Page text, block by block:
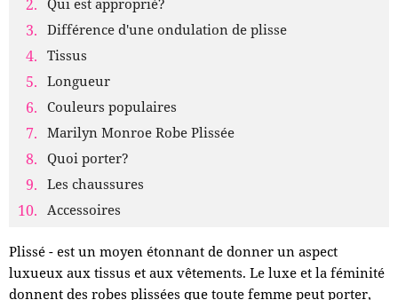
Qui est approprié?
Différence d'une ondulation de plisse
Tissus
Longueur
Couleurs populaires
Marilyn Monroe Robe Plissée
Quoi porter?
Les chaussures
Accessoires
Plissé - est un moyen étonnant de donner un aspect
luxueux aux tissus et aux vêtements. Le luxe et la féminité
donnent des robes plissées que toute femme peut porter,